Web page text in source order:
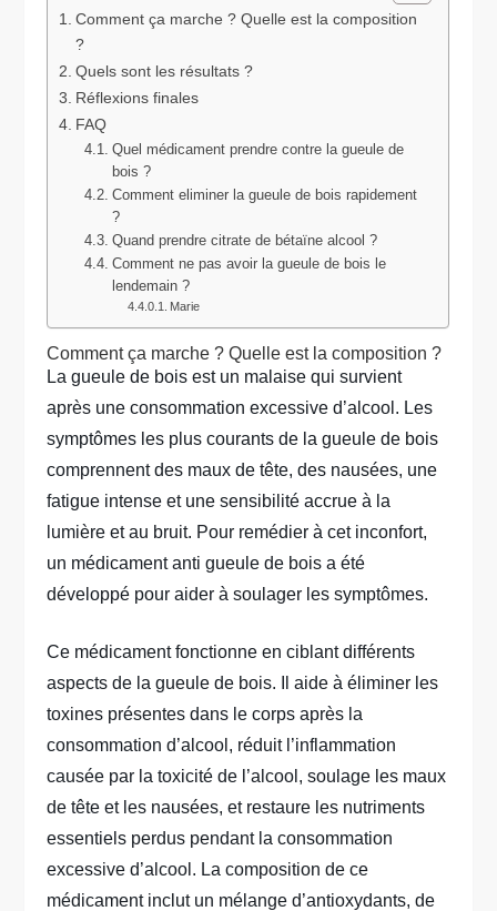
Comment ça marche ? Quelle est la composition
?
Quels sont les résultats ?
Réflexions finales
FAQ
Quel médicament prendre contre la gueule de
bois ?
Comment eliminer la gueule de bois rapidement
?
Quand prendre citrate de bétaïne alcool ?
Comment ne pas avoir la gueule de bois le
lendemain ?
Marie
Comment ça marche ? Quelle est la composition ?
La gueule de bois est un malaise qui survient
après une consommation excessive d’alcool. Les
symptômes les plus courants de la gueule de bois
comprennent des maux de tête, des nausées, une
fatigue intense et une sensibilité accrue à la
lumière et au bruit. Pour remédier à cet inconfort,
un médicament anti gueule de bois a été
développé pour aider à soulager les symptômes.
Ce médicament fonctionne en ciblant différents
aspects de la gueule de bois. Il aide à éliminer les
toxines présentes dans le corps après la
consommation d’alcool, réduit l’inflammation
causée par la toxicité de l’alcool, soulage les maux
de tête et les nausées, et restaure les nutriments
essentiels perdus pendant la consommation
excessive d’alcool. La composition de ce
médicament inclut un mélange d’antioxydants, de